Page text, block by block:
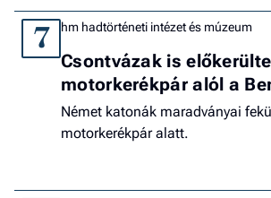
7 hm hadtörténeti intézet és múzeum
Csontvázak is
motorkerékpár alól a
Német katonák maradványai
motorkerékpár alatt.